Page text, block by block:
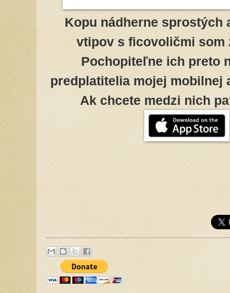
Kopu nádherne sprostých
vtipov s ficovoličmi som
Pochopiteľne ich preto
predplatitelia mojej mobilnej
Ak chcete medzi nich